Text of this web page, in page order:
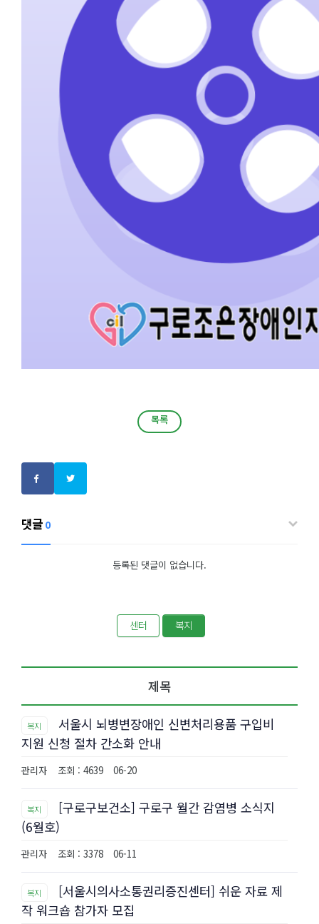
목록
댓글 0
등록된 댓글이 없습니다.
센터 복지
제목
복지
서울시 뇌병변장애인 신변처리용품 구입비
지원 신청 절차 간소화 안내
관리자 조회 : 4639 06-20
복지
[구로구보건소] 구로구 월간 감염병 소식지
(6월호)
관리자 조회 : 3378 06-11
복지
[서울시의사소통권리증진센터] 쉬운 자료 제
작 워크숍 참가자 모집